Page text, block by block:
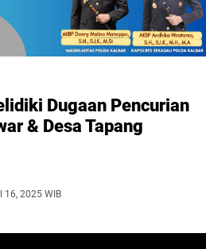
Dugaan Pencurian
& Desa Tapang
16, 2025 WIB